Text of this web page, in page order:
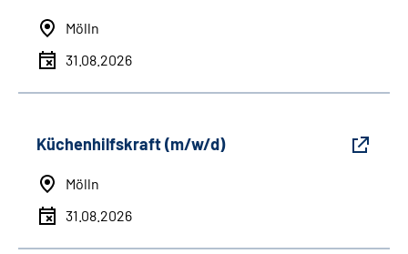
Mölln
31.08.2026
Küchenhilfskraft (m/w/d)
Mölln
31.08.2026